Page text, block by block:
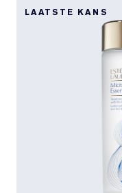
LAATSTE KANS